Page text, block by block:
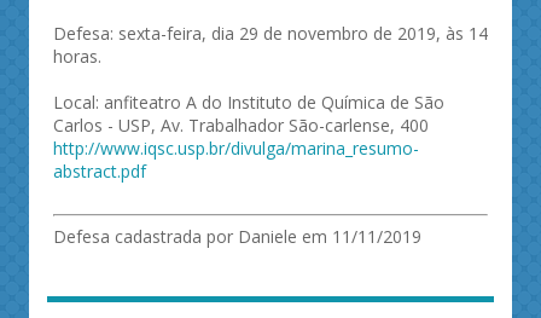
Defesa: sexta-feira, dia 29 de novembro de 2019, às 14
horas.
Local: anfiteatro A do Instituto de Química de São
Carlos - USP, Av. Trabalhador São-carlense, 400
http://www.iqsc.usp.br/divulga/marina_resumo-
abstract.pdf
Defesa cadastrada por Daniele em 11/11/2019